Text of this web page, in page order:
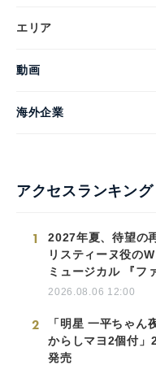
エリア
動画
海外企業
アクセスランキング
1
2027年夏、待望の
リスティーヌ役の
ミュージカル 『フ
2026.08.06 12:00
2
「明星 一平ちゃん
からしマヨ2個付
発売